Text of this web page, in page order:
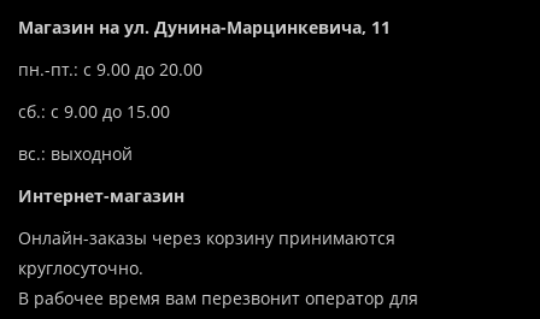
Магазин на ул. Дунина-Марцинкевича, 11
пн.-пт.: с 9.00 до 20.00
сб.: с 9.00 до 15.00
вс.: выходной
Интернет-магазин
Онлайн-заказы через корзину принимаются
круглосуточно.
В рабочее время вам перезвонит оператор для